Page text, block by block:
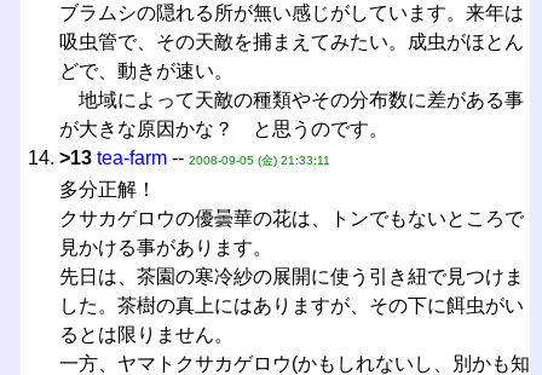
ブラムシの隠れる所が無い感じがしています。来年は
吸虫管で、その天敵を捕まえてみたい。成虫がほとん
どで、動きが速い。
地域によって天敵の種類やその分布数に差がある事
が大きな原因かな？ と思うのです。
>13 tea-farm-- 2008-09-05 (金) 21:33:11
多分正解！
クサカゲロウの優曇華の花は、トンでもないところで
見かける事があります。
先日は、茶園の寒冷紗の展開に使う引き紐で見つけま
した。茶樹の真上にはありますが、その下に餌虫がい
るとは限りません。
一方、ヤマトクサカゲロウ(かもしれないし、別かも知